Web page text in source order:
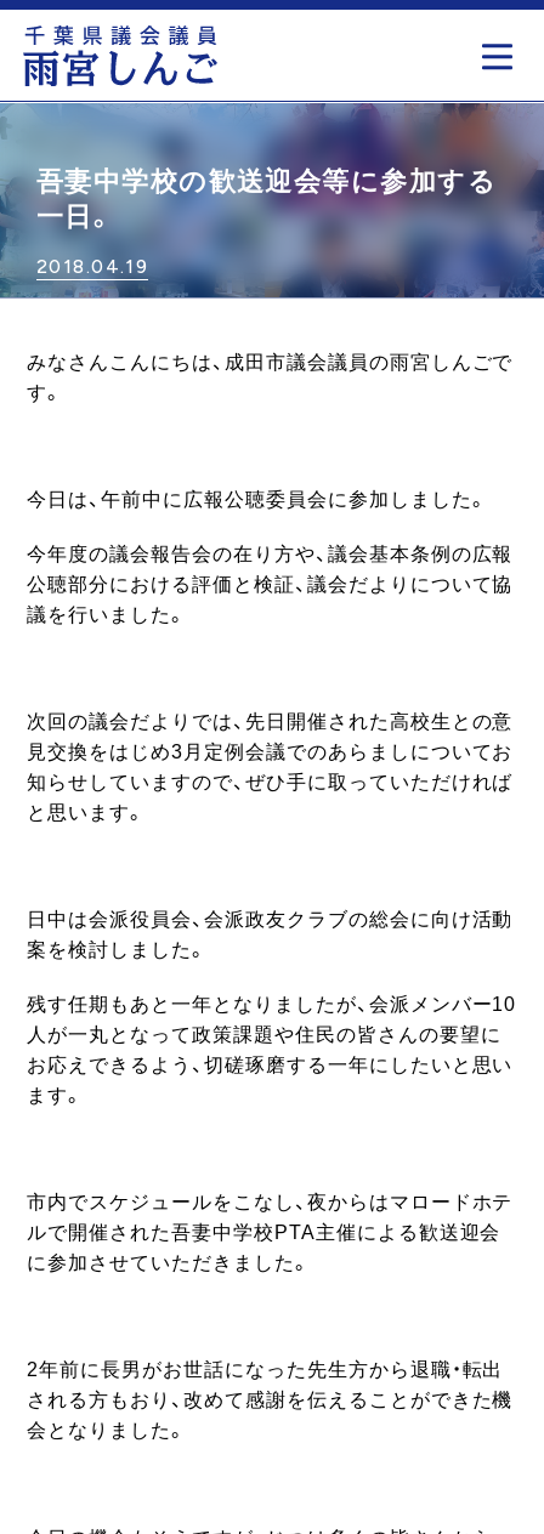
吾妻中学校の歓送迎会等に参加する
一日。
2018.04.19
みなさんこんにちは、成田市議会議員の雨宮しんごで
す。
今日は、午前中に広報公聴委員会に参加しました。
今年度の議会報告会の在り方や、議会基本条例の広報
公聴部分における評価と検証、議会だよりについて協
議を行いました。
次回の議会だよりでは、先日開催された高校生との意
見交換をはじめ3月定例会議でのあらましについてお
知らせしていますので、ぜひ手に取っていただければ
と思います。
日中は会派役員会、会派政友クラブの総会に向け活動
案を検討しました。
残す任期もあと一年となりましたが、会派メンバー10
人が一丸となって政策課題や住民の皆さんの要望に
お応えできるよう、切磋琢磨する一年にしたいと思い
ます。
市内でスケジュールをこなし、夜からはマロードホテ
ルで開催された吾妻中学校PTA主催による歓送迎会
に参加させていただきました。
2年前に長男がお世話になった先生方から退職・転出
される方もおり、改めて感謝を伝えることができた機
会となりました。